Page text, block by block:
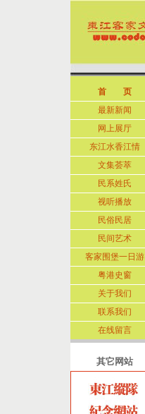
首 页
最新新闻
网上展厅
东江水香江情
文集荟萃
民系姓氏
视听播放
民俗民居
民间艺术
客家围堡一日游
粤港史窗
关于我们
联系我们
在线留言
其它网站